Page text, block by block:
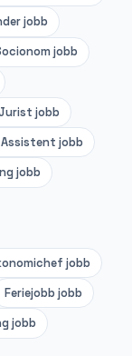
jobb
jobb
jobb
jobb
jobb
jobb
Feriejobb jobb
jobb